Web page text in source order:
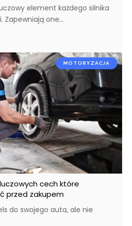
element każdego silnika
Zapewniają one…
MOTORYZACJA
cech które
przed zakupem
do swojego auta, ale nie